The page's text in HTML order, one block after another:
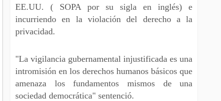
EE.UU. ( SOPA por su sigla en inglés) e
incurriendo en la violación del derecho a la
privacidad.
"La vigilancia gubernamental injustificada es una
intromisión en los derechos humanos básicos que
amenaza los fundamentos mismos de una
sociedad democrática" sentenció.